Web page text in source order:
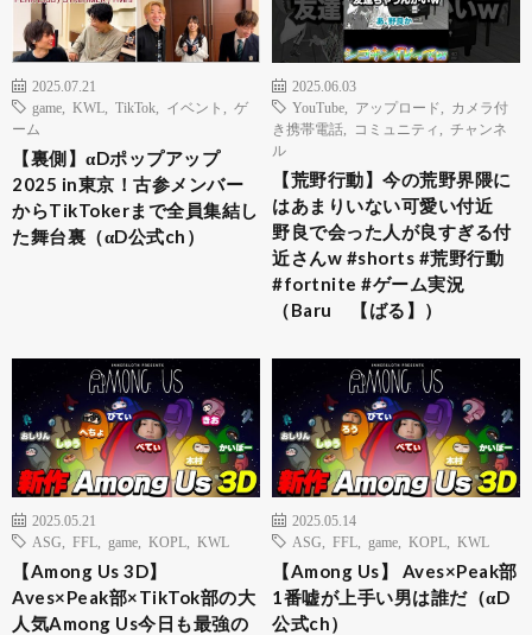
2025.07.21
game
KWL TikTok イベント
ゲ
ーム
【裏側】αDポップアップ
2025 in東京！古参メンバー
からTikTokerまで全員集結し
た舞台裏（αD公式ch）
2025.06.03
YouTube
アップロード
カメラ付
き携帯電話
コミュニティ
チャンネ
ル
【荒野行動】今の荒野界隈に
はあまりいない可愛い付近
野良で会った人が良すぎる付
近さんw #shorts #荒野行動
#fortnite #ゲーム実況
（Baru 【ばる】）
2025.05.21
ASG
FFL game KOPL KWL
【Among Us 3D】
Aves×Peak部×TikTok部の大
人気Among Us今日も最強の
2025.05.14
ASG
FFL game KOPL KWL
【Among Us】 Aves×Peak部
1番嘘が上手い男は誰だ（αD
公式ch）